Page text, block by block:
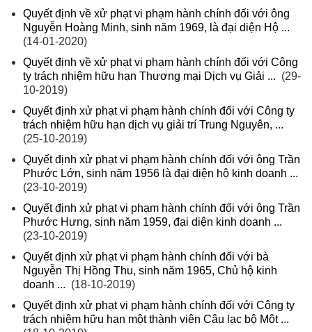
Quyết định về xử phạt vi phạm hành chính đối với ông
Nguyễn Hoàng Minh, sinh năm 1969, là đại diện Hộ ...
(14-01-2020)
Quyết định về xử phạt vi phạm hành chính đối với Công
ty trách nhiệm hữu hạn Thương mại Dịch vụ Giải ... (29-
10-2019)
Quyết định xử phạt vi phạm hành chính đối với Công ty
trách nhiệm hữu hạn dịch vụ giải trí Trung Nguyên, ...
(25-10-2019)
Quyết định xử phạt vi phạm hành chính đối với ông Trần
Phước Lớn, sinh năm 1956 là đại diện hộ kinh doanh ...
(23-10-2019)
Quyết định xử phạt vi phạm hành chính đối với ông Trần
Phước Hưng, sinh năm 1959, đại diện kinh doanh ...
(23-10-2019)
Quyết định xử phạt vi phạm hành chính đối với bà
Nguyễn Thị Hồng Thu, sinh năm 1965, Chủ hộ kinh
doanh ... (18-10-2019)
Quyết định xử phạt vi phạm hành chính đối với Công ty
trách nhiệm hữu hạn một thành viên Câu lạc bộ Một ...